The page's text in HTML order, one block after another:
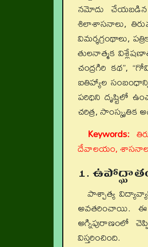
నమోదు
శిలాశాసనాలు,
విమర్శగ్రంథాలు,
తులనాత్మక
చంద్రగిరి కథ”,
ఐతిహ్యాల
పరిధిని దృష్టిలో
చరిత్ర, సాంస్కృతిక
Keywords:
దేవాలయం, శాసనాలు,
1.
పాశ్చాత్య
అవతరించాయి. ఈ
అగ్నిపురాణంలో
విస్తరించింది.